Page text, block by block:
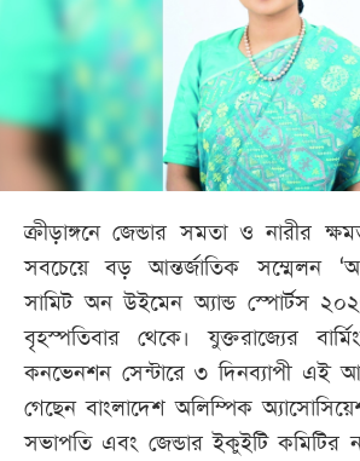
খেলা
বিনোদন
লাইফ
স্টাইল
শিক্ষা
তথ্যপ্রযুক্তি
সব
বিভাগ
ছবি
ভিডিও
ক্রীড়াঙ্গনে জেন্ডার সমতা ও নারীর
সবচেয়ে বড় আন্তর্জাতিক সম্মেলন
সামিট অন উইমেন অ্যান্ড স্পোর্টস
বৃহস্পতিবার থেকে। যুক্তরাজ্যের
কনভেনশন সেন্টারে ৩ দিনব্যাপী এই
গেছেন বাংলাদেশ অলিম্পিক
সভাপতি এবং জেন্ডার ইকুইটি কমিটির